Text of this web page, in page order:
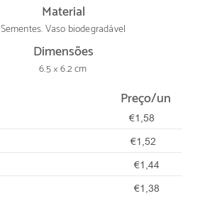
Material
Sementes. Vaso biodegradável
Dimensões
6.5 × 6.2 cm
Preço/un
€1,58
€1,52
€1,44
€1,38